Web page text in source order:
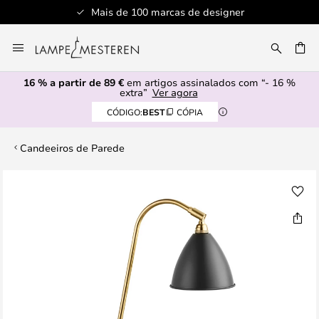
Mais de 100 marcas de designer
para
o
Conteúdo
16 % a partir de 89 € em artigos assinalados com “- 16 %
extra” Ver agora
CÓDIGO:BEST CÓPIA
Candeeiros de Parede